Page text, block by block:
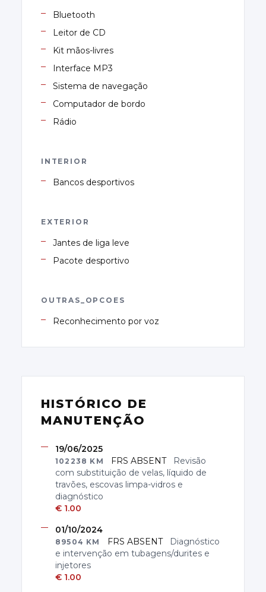
Bluetooth
Leitor de CD
Kit mãos-livres
Interface MP3
Sistema de navegação
Computador de bordo
Rádio
INTERIOR
Bancos desportivos
EXTERIOR
Jantes de liga leve
Pacote desportivo
OUTRAS_OPCOES
Reconhecimento por voz
HISTÓRICO DE
MANUTENÇÃO
19/06/2025
102238 KM FRS ABSENT
Revisão
com substituição de velas, líquido de
travões, escovas limpa-vidros e
diagnóstico
€ 1.00
01/10/2024
89504 KM FRS ABSENT
Diagnóstico
e intervenção em tubagens/durites e
injetores
€ 1.00